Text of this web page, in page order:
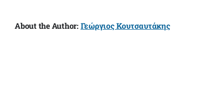
About the Author: Γεώργιος Κουτσαυτάκης